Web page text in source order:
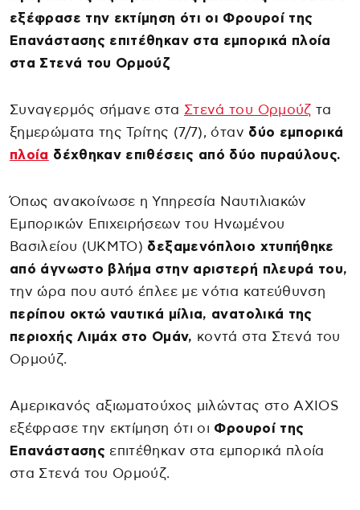
εξέφρασε την εκτίμηση ότι οι Φρουροί της
Επανάστασης επιτέθηκαν στα εμπορικά πλοία
στα Στενά του Ορμούζ
Συναγερμός σήμανε στα Στενά του Ορμούζ τα
ξημερώματα της Τρίτης (7/7), όταν δύο εμπορικά
πλοία δέχθηκαν επιθέσεις από δύο πυραύλους.
Όπως ανακοίνωσε η Υπηρεσία Ναυτιλιακών
Εμπορικών Επιχειρήσεων του Ηνωμένου
Βασιλείου (UKMTO) δεξαμενόπλοιο χτυπήθηκε
από άγνωστο βλήμα στην αριστερή πλευρά του,
την ώρα που αυτό έπλεε με νότια κατεύθυνση
περίπου οκτώ ναυτικά μίλια, ανατολικά της
περιοχής Λιμάχ στο Ομάν, κοντά στα Στενά του
Ορμούζ.
Αμερικανός αξιωματούχος μιλώντας στο AXIOS
εξέφρασε την εκτίμηση ότι οι Φρουροί της
Επανάστασηςεπιτέθηκαν στα εμπορικά πλοία
στα Στενά του Ορμούζ.